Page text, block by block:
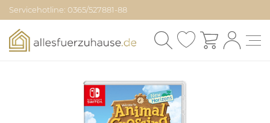
Servicehotline: 0365/527881-88